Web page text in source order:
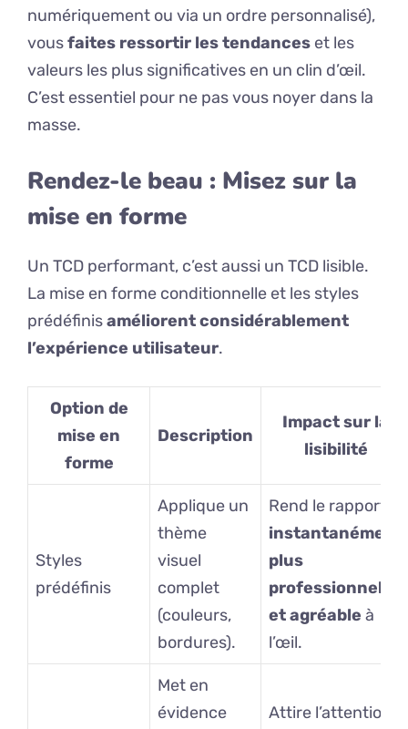
numériquement ou via un ordre personnalisé),
vousfaites ressortir les tendances et les
valeurs les plus significatives en un clin d’œil.
C’est essentiel pour ne pas vous noyer dans la
masse.
Rendez-le beau : Misez sur la
mise en forme
Un TCD performant, c’est aussi un TCD lisible.
La mise en forme conditionnelle et les styles
prédéfinisaméliorent considérablement
l’expérience utilisateur.
Option de
mise en
forme
Description
Impact sur la
lisibilité
Styles
prédéfinis
Applique un
thème
visuel
complet
(couleurs,
bordures).
Rend le rapport
instantanément
plus
professionnel
et agréable à
l’œil.
Met en
évidence
Attire l’attention